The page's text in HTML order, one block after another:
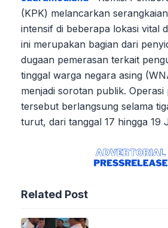
(KPK) melancarkan
intensif di beberapa lokasi vital
ini merupakan bagian dari
dugaan pemerasan terkait
tinggal warga negara asing
menjadi sorotan publik. Operasi
tersebut berlangsung selama
turut, dari tanggal 17 hingga 19
Related Post